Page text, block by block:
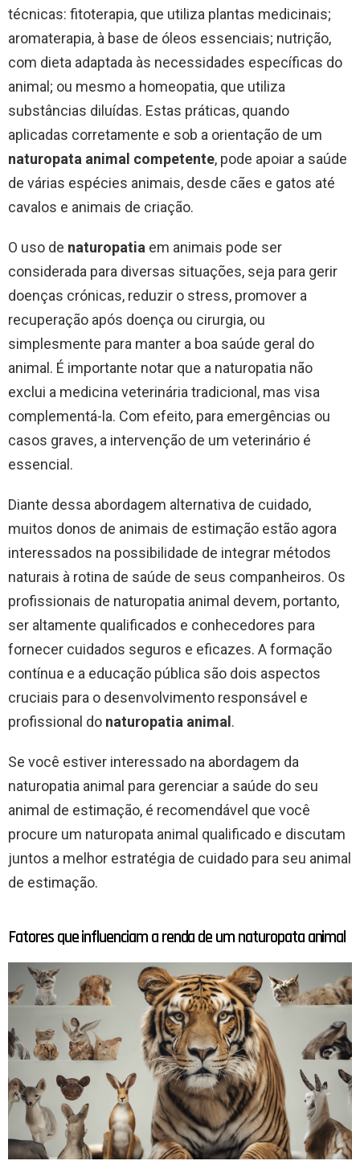
técnicas: fitoterapia, que utiliza plantas medicinais;
aromaterapia, à base de óleos essenciais; nutrição,
com dieta adaptada às necessidades específicas do
animal; ou mesmo a homeopatia, que utiliza
substâncias diluídas. Estas práticas, quando
aplicadas corretamente e sob a orientação de um
naturopata animal competente, pode apoiar a saúde
de várias espécies animais, desde cães e gatos até
cavalos e animais de criação.
O uso de naturopatia em animais pode ser
considerada para diversas situações, seja para gerir
doenças crónicas, reduzir o stress, promover a
recuperação após doença ou cirurgia, ou
simplesmente para manter a boa saúde geral do
animal. É importante notar que a naturopatia não
exclui a medicina veterinária tradicional, mas visa
complementá-la. Com efeito, para emergências ou
casos graves, a intervenção de um veterinário é
essencial.
Diante dessa abordagem alternativa de cuidado,
muitos donos de animais de estimação estão agora
interessados ​​na possibilidade de integrar métodos
naturais à rotina de saúde de seus companheiros. Os
profissionais de naturopatia animal devem, portanto,
ser altamente qualificados e conhecedores para
fornecer cuidados seguros e eficazes. A formação
contínua e a educação pública são dois aspectos
cruciais para o desenvolvimento responsável e
profissional do naturopatia animal .
Se você estiver interessado na abordagem da
naturopatia animal para gerenciar a saúde do seu
animal de estimação, é recomendável que você
procure um naturopata animal qualificado e discutam
juntos a melhor estratégia de cuidado para seu animal
de estimação.
Fatores que influenciam a renda de um naturopata animal